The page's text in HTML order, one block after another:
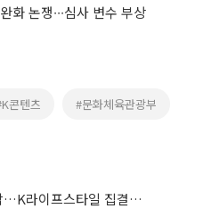
화 논쟁∙∙∙심사 변수 부상
콘텐츠 #문화체육관광부
KCON LA 2026, 이번 주 개막…K라이프스타일 집결한 글로벌 문화산업 무대